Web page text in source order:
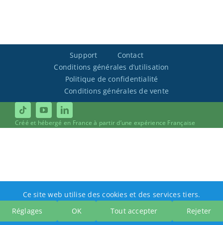
Support
Contact
Conditions générales d’utilisation
Politique de confidentialité
Conditions générales de vente
Créé et hébergé en France à partir d’une expérience Française
Ce site web utilise des cookies et des services tiers.
Réglages
OK Tout accepter Rejeter